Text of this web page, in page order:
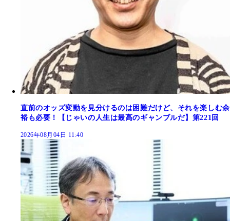
直前のオッズ変動を見分けるのは困難だけど、それを楽しむ余
裕も必要！【じゃいの人生は最高のギャンブルだ】第221回
2026年08月04日 11:40